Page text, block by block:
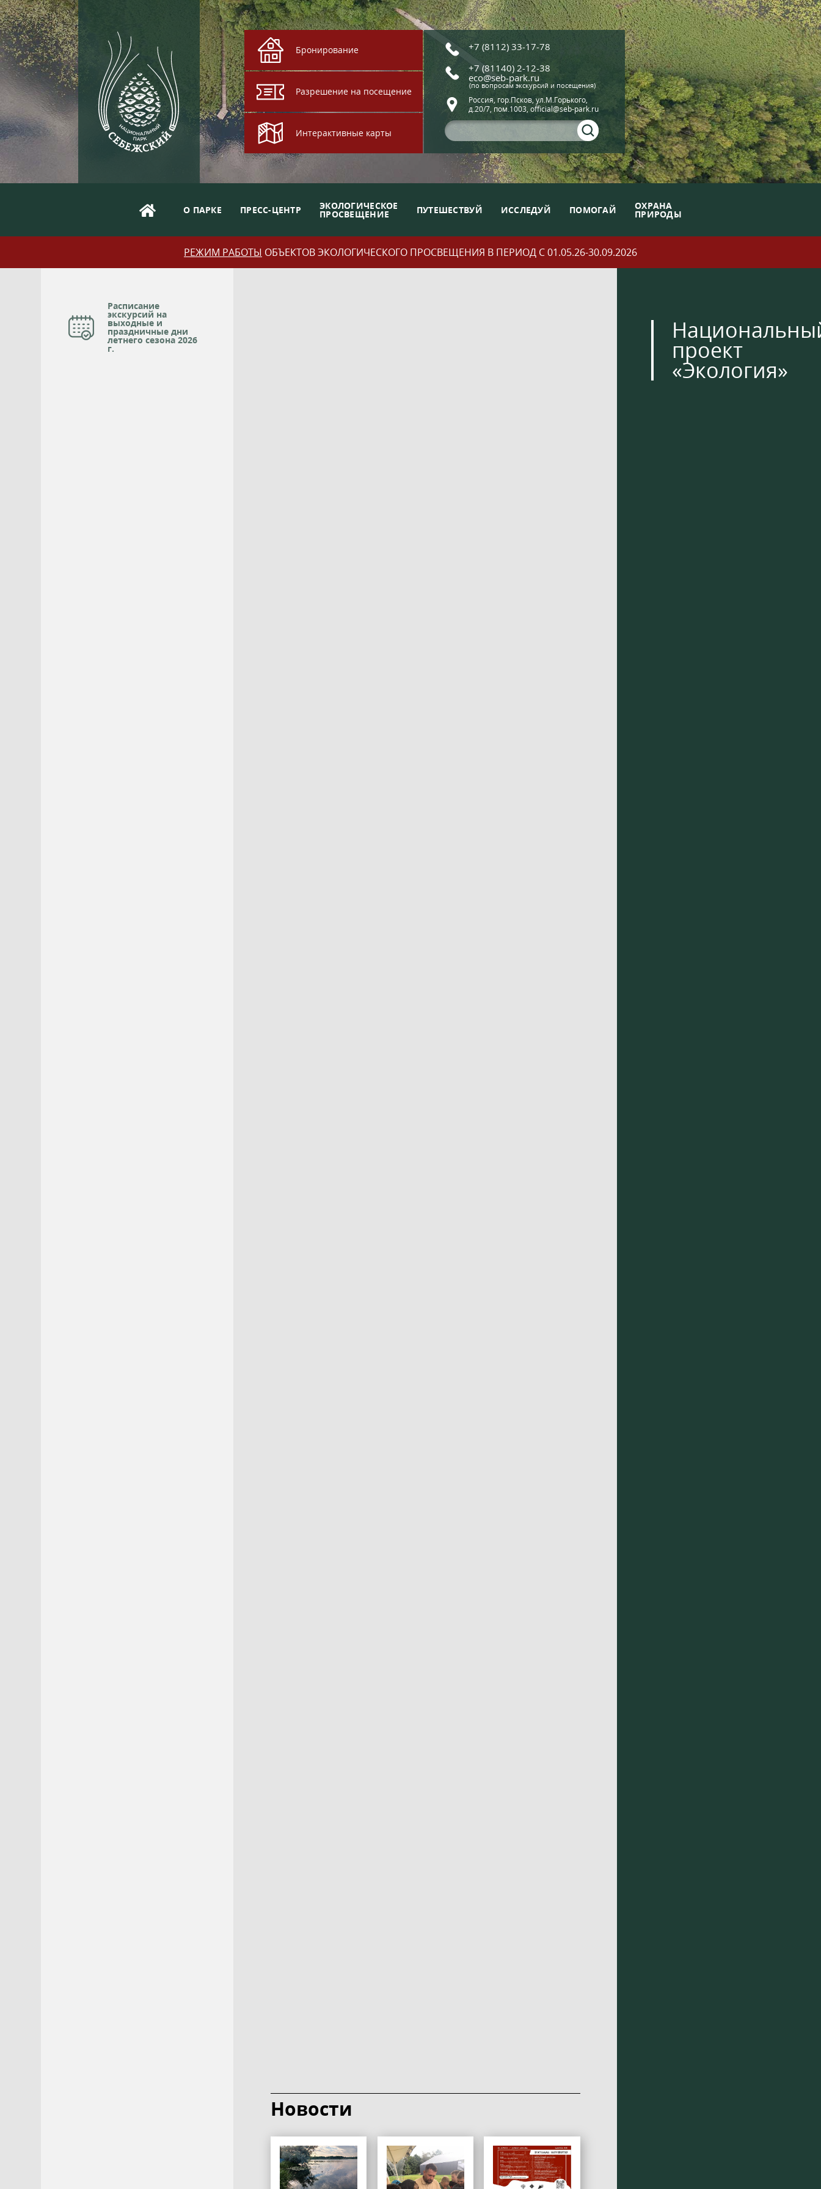
Бронирование
Разрешение на посещение
Интерактивные карты
+7 (8112) 33-17-78
+7 (81140) 2-12-38
eco@seb-park.ru
(по вопросам экскурсий и посещения)
Россия, гор.Псков, ул.М.Горького,
д.20/7, пом.1003, official@seb-park.ru
О ПАРКЕ ПРЕСС-ЦЕНТР ЭКОЛОГИЧЕСКОЕ
ПРОСВЕЩЕНИЕ ПУТЕШЕСТВУЙ ИССЛЕДУЙ ПОМОГАЙ ОХРАНА
ПРИРОДЫ
РЕЖИМ РАБОТЫ ОБЪЕКТОВ ЭКОЛОГИЧЕСКОГО ПРОСВЕЩЕНИЯ В ПЕРИОД С 01.05.26-30.09.2026
Расписание
экскурсий на
выходные и
праздничные дни
летнего сезона 2026
г.
Новости
проект
«Экология»